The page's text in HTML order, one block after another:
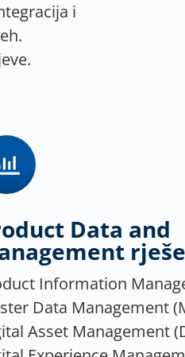
i
Data and
Information
Data Management
Asset Management